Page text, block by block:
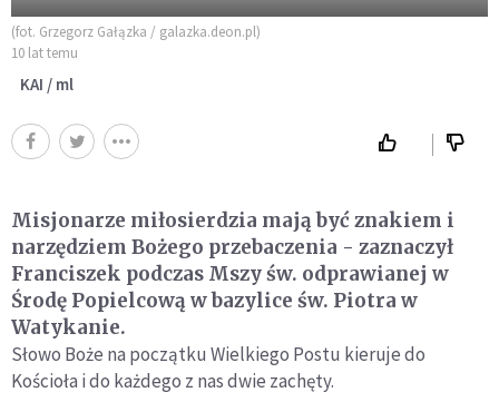
(fot. Grzegorz Gałązka / galazka.deon.pl)
10 lat temu
KAI / ml
Misjonarze miłosierdzia mają być znakiem i
narzędziem Bożego przebaczenia - zaznaczył
Franciszek podczas Mszy św. odprawianej w
Środę Popielcową w bazylice św. Piotra w
Watykanie.
Słowo Boże na początku Wielkiego Postu kieruje do
Kościoła i do każdego z nas dwie zachęty.